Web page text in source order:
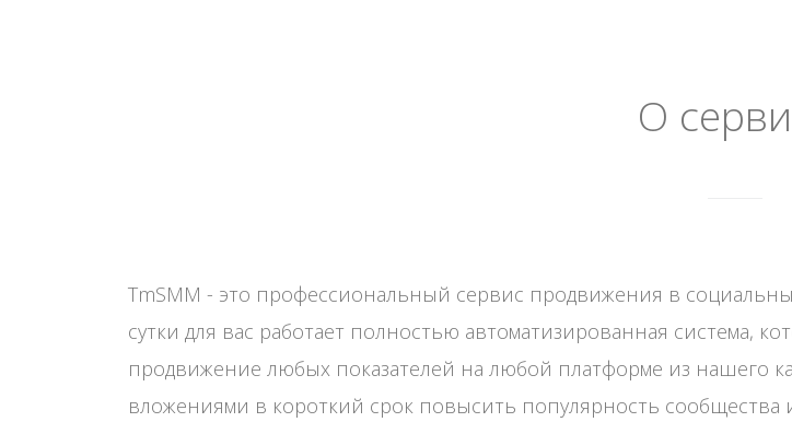
О
TmSMM - это профессиональный сервис продвижения в
сутки для вас работает полностью автоматизированная система,
продвижение любых показателей на любой платформе из нашего
вложениями в короткий срок повысить популярность